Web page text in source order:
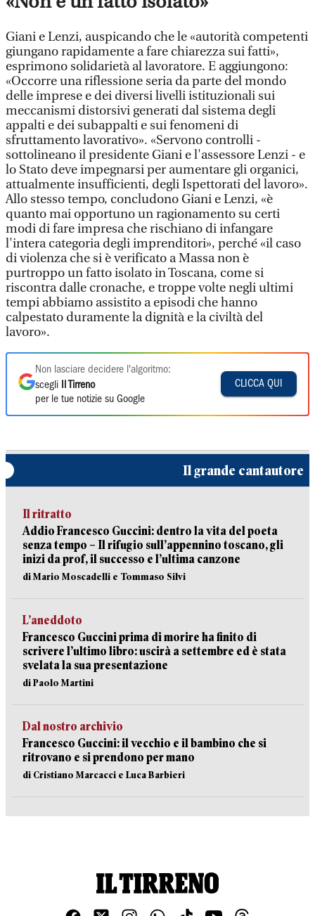
Giani e Lenzi, auspicando che le «autorità competenti
giungano rapidamente a fare chiarezza sui fatti»,
esprimono solidarietà al lavoratore. E aggiungono:
«Occorre una riflessione seria da parte del mondo
delle imprese e dei diversi livelli istituzionali sui
meccanismi distorsivi generati dal sistema degli
appalti e dei subappalti e sui fenomeni di
sfruttamento lavorativo». «Servono controlli -
sottolineano il presidente Giani e l'assessore Lenzi - e
lo Stato deve impegnarsi per aumentare gli organici,
attualmente insufficienti, degli Ispettorati del lavoro».
Allo stesso tempo, concludono Giani e Lenzi, «è
quanto mai opportuno un ragionamento su certi
modi di fare impresa che rischiano di infangare
l'intera categoria degli imprenditori», perché «il caso
di violenza che si è verificato a Massa non è
purtroppo un fatto isolato in Toscana, come si
riscontra dalle cronache, e troppe volte negli ultimi
tempi abbiamo assistito a episodi che hanno
calpestato duramente la dignità e la civiltà del
lavoro».
Non lasciare decidere l'algoritmo:
scegli
Il Tirreno
per le tue notizie su Google
CLICCA QUI
Il grande cantautore
Il ritratto
Addio Francesco Guccini: dentro la vita del poeta
senza tempo – Il rifugio sull’appennino toscano, gli
inizi da prof, il successo e l’ultima canzone
di Mario Moscadelli e Tommaso Silvi
L’aneddoto
Francesco Guccini prima di morire ha finito di
scrivere l’ultimo libro: uscirà a settembre ed è stata
svelata la sua presentazione
di Paolo Martini
Dal nostro archivio
Francesco Guccini: il vecchio e il bambino che si
ritrovano e si prendono per mano
di Cristiano Marcacci e Luca Barbieri